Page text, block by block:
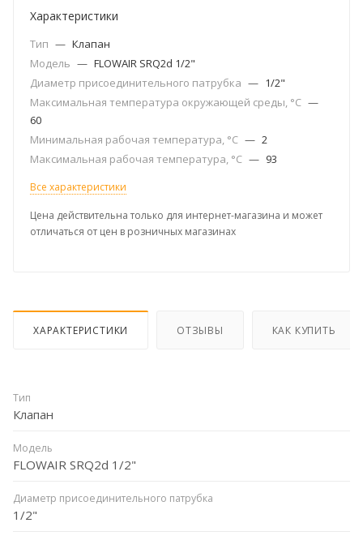
Характеристики
Тип — Клапан
Модель — FLOWAIR SRQ2d 1/2"
Диаметр присоединительного патрубка — 1/2"
Максимальная температура окружающей среды, °С —
60
Минимальная рабочая температура, °C — 2
Максимальная рабочая температура, °C — 93
Все характеристики
Цена действительна только для интернет-магазина и может
отличаться от цен в розничных магазинах
ХАРАКТЕРИСТИКИ ОТЗЫВЫ КАК КУПИТЬ
Тип
Клапан
Модель
FLOWAIR SRQ2d 1/2"
Диаметр присоединительного патрубка
1/2"